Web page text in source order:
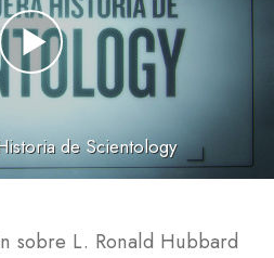
de Scientology
sobre L. Ronald Hubbard